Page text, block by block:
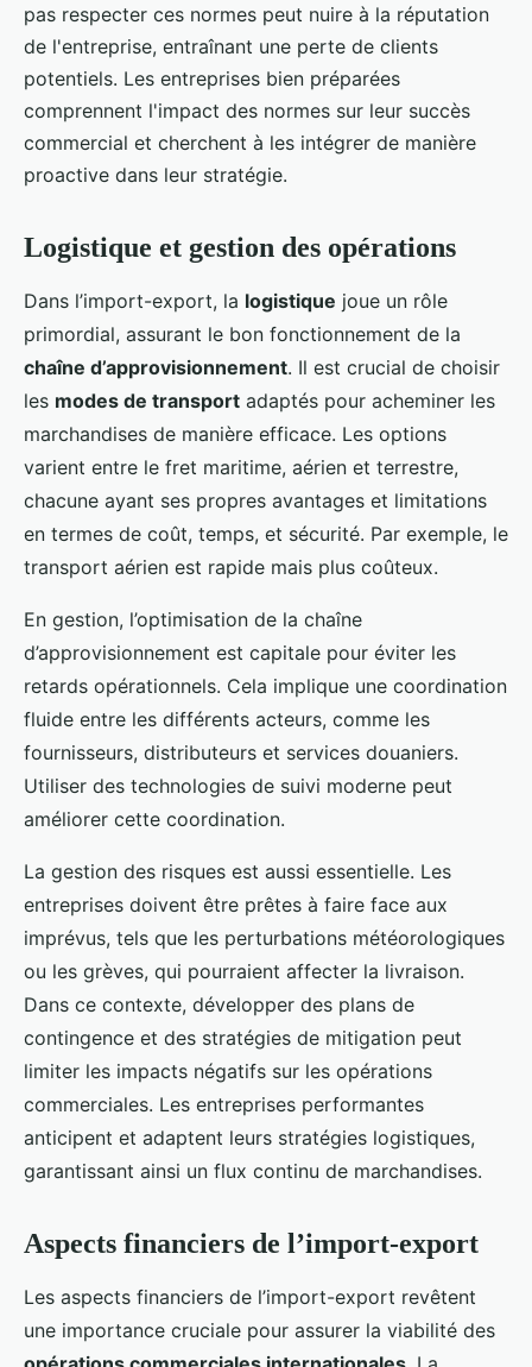
pas respecter ces normes peut nuire à la réputation
de l'entreprise, entraînant une perte de clients
potentiels. Les entreprises bien préparées
comprennent l'impact des normes sur leur succès
commercial et cherchent à les intégrer de manière
proactive dans leur stratégie.
Logistique et gestion des opérations
Dans l’import-export, la logistique joue un rôle
primordial, assurant le bon fonctionnement de la
chaîne d’approvisionnement. Il est crucial de choisir
les modes de transport adaptés pour acheminer les
marchandises de manière efficace. Les options
varient entre le fret maritime, aérien et terrestre,
chacune ayant ses propres avantages et limitations
en termes de coût, temps, et sécurité. Par exemple, le
transport aérien est rapide mais plus coûteux.
En gestion, l’optimisation de la chaîne
d’approvisionnement est capitale pour éviter les
retards opérationnels. Cela implique une coordination
fluide entre les différents acteurs, comme les
fournisseurs, distributeurs et services douaniers.
Utiliser des technologies de suivi moderne peut
améliorer cette coordination.
La gestion des risques est aussi essentielle. Les
entreprises doivent être prêtes à faire face aux
imprévus, tels que les perturbations météorologiques
ou les grèves, qui pourraient affecter la livraison.
Dans ce contexte, développer des plans de
contingence et des stratégies de mitigation peut
limiter les impacts négatifs sur les opérations
commerciales. Les entreprises performantes
anticipent et adaptent leurs stratégies logistiques,
garantissant ainsi un flux continu de marchandises.
Aspects financiers de l’import-export
Les aspects financiers de l’import-export revêtent
une importance cruciale pour assurer la viabilité des